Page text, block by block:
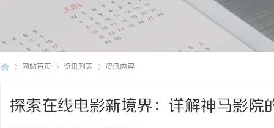
网站首页 资讯列表 资讯内容
探索在线电影新境界：详解神马影院